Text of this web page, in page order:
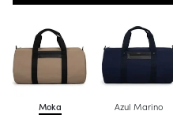
Moka Azul Marino